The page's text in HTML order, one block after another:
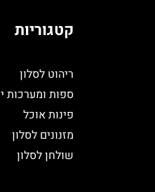
קטגוריות
ריהוט לסלון
ספות ומערכות
פינות אוכל
מזנונים לסלון
שולחן לסלון